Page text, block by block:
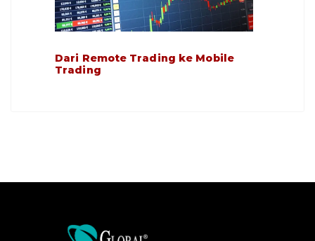
Dari Remote Trading ke Mobile
Trading